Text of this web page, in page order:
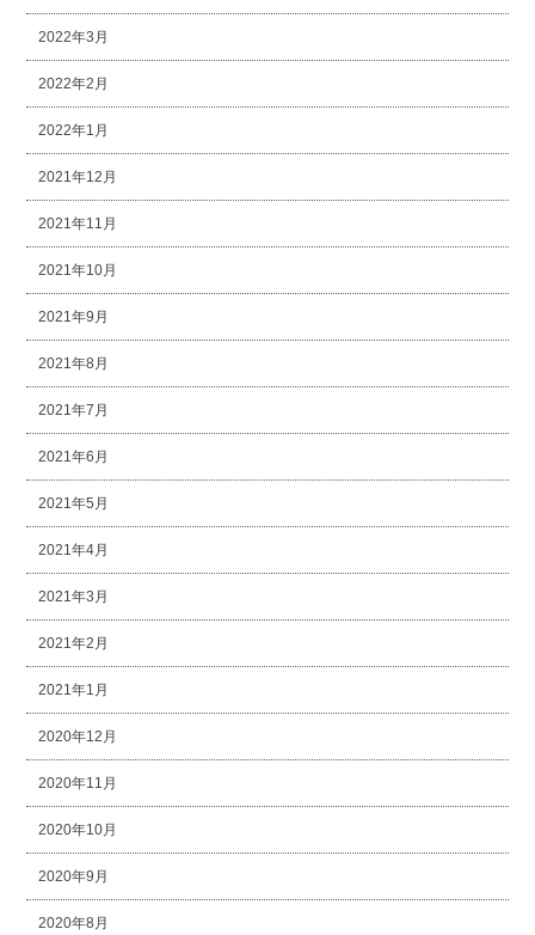
2022年3月
2022年2月
2022年1月
2021年12月
2021年11月
2021年10月
2021年9月
2021年8月
2021年7月
2021年6月
2021年5月
2021年4月
2021年3月
2021年2月
2021年1月
2020年12月
2020年11月
2020年10月
2020年9月
2020年8月